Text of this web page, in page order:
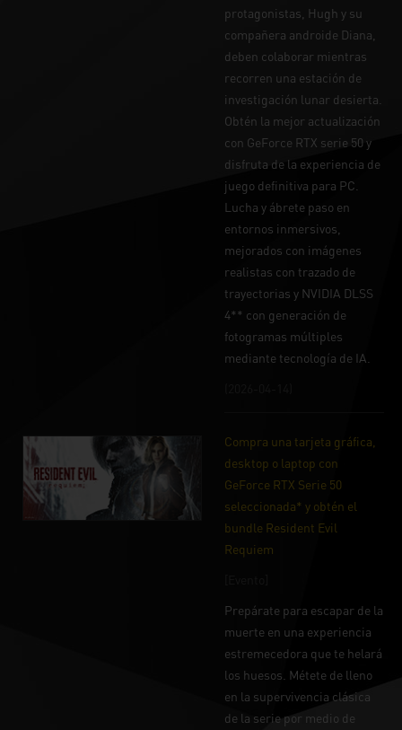
protagonistas, Hugh y su
compañera androide Diana,
deben colaborar mientras
recorren una estación de
investigación lunar desierta.
Obtén la mejor actualización
con GeForce RTX serie 50 y
disfruta de la experiencia de
juego definitiva para PC.
Lucha y ábrete paso en
entornos inmersivos,
mejorados con imágenes
realistas con trazado de
trayectorias y NVIDIA DLSS
4** con generación de
fotogramas múltiples
mediante tecnología de IA.
Compra una tarjeta gráfica,
desktop o laptop con
GeForce RTX Serie 50
seleccionada* y obtén el
bundle Resident Evil
Requiem
Prepárate para escapar de la
muerte en una experiencia
estremecedora que te helará
los huesos. Métete de lleno
en la supervivencia clásica
de la serie por medio de